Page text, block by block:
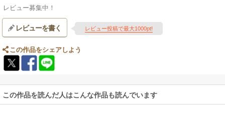
レビュー募集中！
レビューを書く レビュー投稿で最大1000pt!
この作品をシェアしよう
この作品を読んだ人はこんな作品も読んでいます